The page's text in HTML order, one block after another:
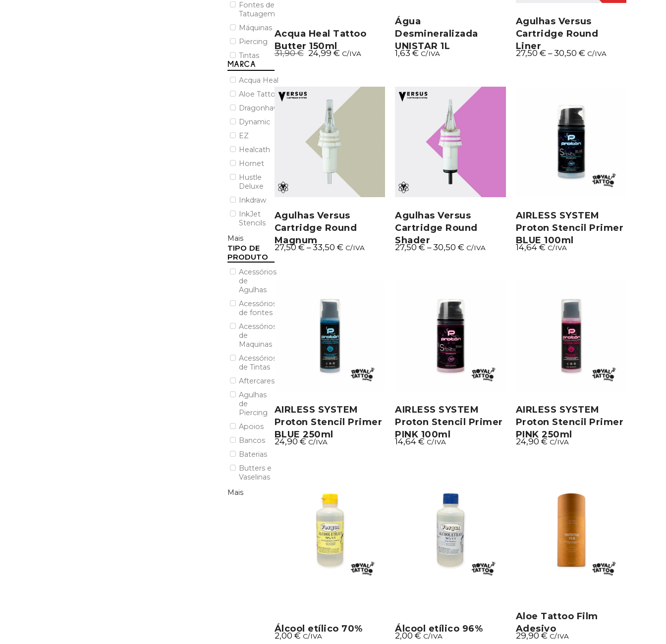
Fontes de
Tatuagem
Máquinas
Piercing
Tintas
MARCA
Acqua Heal
Aloe Tattoo
Dragonhawk
Dynamic
EZ
Healcath
Hornet
Hustle
Deluxe
Inkdraw
InkJet
Stencils
Mais
TIPO DE
PRODUTO
Acessórios
de
Agulhas
Acessórios
de fontes
Acessórios
de
Maquinas
Acessórios
de Tintas
Aftercares
Agulhas
de
Piercing
Apoios
Bancos
Baterias
Butters e
Vaselinas
Mais
Acqua Heal Tattoo
Butter 150ml
31,90€ 24,99 € C/IVA
Água
Desmineralizada
UNISTAR 1L
1,63€ C/IVA
Agulhas Versus
Cartridge Round
Liner
27,50 € – 30,50 € C/IVA
Agulhas Versus
Cartridge Round
Magnum
27,50 € – 33,50 € C/IVA
Agulhas Versus
Cartridge Round
Shader
27,50€ – 30,50€ C/IVA
AIRLESS SYSTEM
Proton Stencil Primer
BLUE 100ml
14,64 € C/IVA
AIRLESS SYSTEM
Proton Stencil Primer
BLUE 250ml
24,90 € C/IVA
AIRLESS SYSTEM
Proton Stencil Primer
PINK 100ml
14,64€ C/IVA
AIRLESS SYSTEM
Proton Stencil Primer
PINK 250ml
24,90 € C/IVA
Álcool etílico 70%
2,00 € C/IVA
Álcool etílico 96%
2,00€ C/IVA
Aloe Tattoo Film
Adesivo
29,90 € C/IVA